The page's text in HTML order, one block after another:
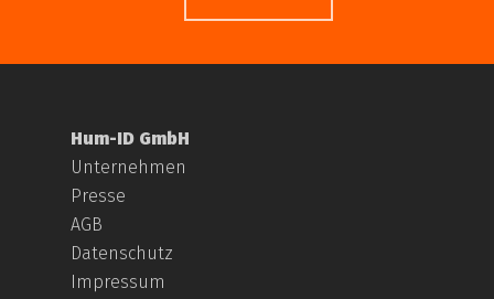
Hum-ID GmbH
Unternehmen
Presse
AGB
Datenschutz
Impressum